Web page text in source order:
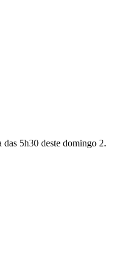
5h30 deste domingo 2.